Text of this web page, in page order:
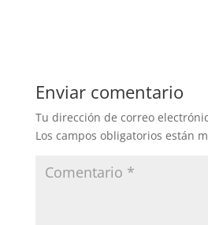
Enviar comentario
Tu dirección de correo
Los campos obligatorios están